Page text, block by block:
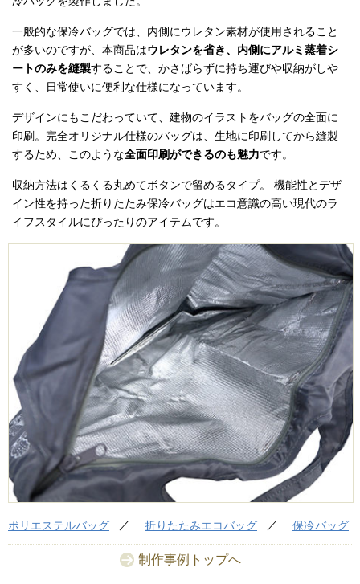
一般的な保冷バッグでは、内側にウレタン素材が使用されること
が多いのですが、本商品はウレタンを省き、内側にアルミ蒸着シ
ートのみを縫製することで、かさばらずに持ち運びや収納がしや
すく、日常使いに便利な仕様になっています。
デザインにもこだわっていて、建物のイラストをバッグの全面に
印刷。完全オリジナル仕様のバッグは、生地に印刷してから縫製
するため、このような全面印刷ができるのも魅力です。
収納方法はくるくる丸めてボタンで留めるタイプ。 機能性とデザ
イン性を持った折りたたみ保冷バッグはエコ意識の高い現代のラ
イフスタイルにぴったりのアイテムです。
ポリエステルバッグ 折りたたみエコバッグ 保冷バッグ
制作事例トップへ